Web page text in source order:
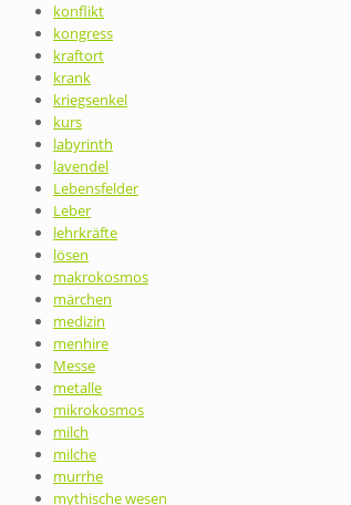
konflikt
kongress
kraftort
krank
kriegsenkel
kurs
labyrinth
lavendel
Lebensfelder
Leber
lehrkräfte
lösen
makrokosmos
märchen
medizin
menhire
Messe
metalle
mikrokosmos
milch
milche
murrhe
mythische wesen